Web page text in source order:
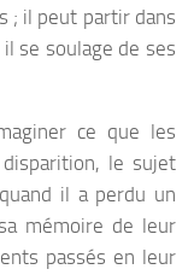
; il peut partir dans
se soulage de ses
ce que les
le sujet
il a perdu un
mémoire de leur
passés en leur